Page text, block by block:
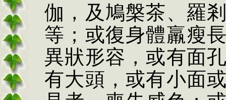
伽，及鳩槃茶、羅
等；或復身體羸瘦
異狀形容，或有面
有大頭，或有小面